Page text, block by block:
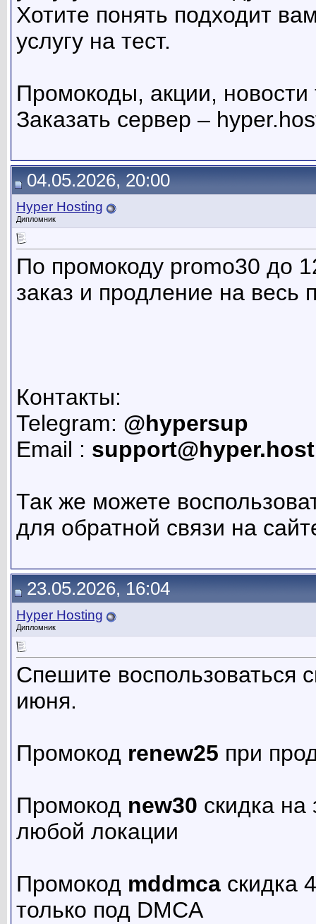
Хотите понять подходит
услугу на тест.
Промокоды, акции, новости
Заказать сервер –
04.05.2026, 20:00
Hyper Hosting
Дипломник
По промокоду promo30 до
заказ и продление на весь
Контакты:
Telegram: @hypersup
Email :
Так же можете
для обратной связи на
23.05.2026, 16:04
Hyper Hosting
Дипломник
Спешите воспользоваться
июня.
Промокод renew25 при
Промокод new30 скидка
любой локации
Промокод mddmca скидка
только под DMCA